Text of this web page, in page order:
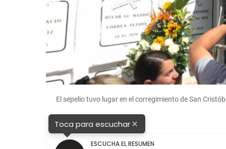
El sepelio tuvo lugar en el corregimiento de San
Toca para escuchar×
ESCUCHA EL RESUMEN